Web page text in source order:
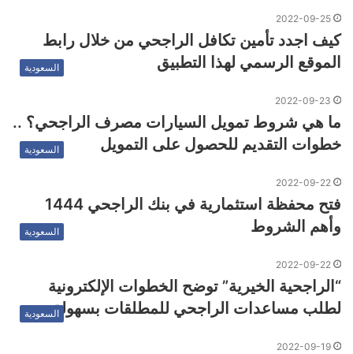
2022-09-25
كيف اجدد تأمين تكافل الراجحي من خلال رابط
الموقع الرسمي لهذا التطبيق
السعودية
2022-09-23
ما هي شروط تمويل السيارات مصرف الراجحي؟ ..
خطوات التقديم للحصول على التمويل
السعودية
2022-09-22
فتح محفظة استثمارية في بنك الراجحي 1444
وأهم الشروط
السعودية
2022-09-22
“الراجحية الخيرية” توضح الخطوات الإلكترونية
لطلب مساعدات الراجحي للمطلقات بسهولةالسعودية
2022-09-19